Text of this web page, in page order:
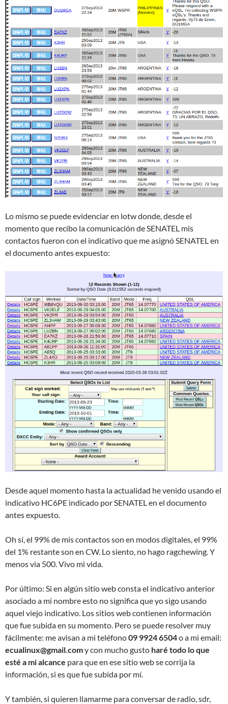
Lo mismo se puede evidenciar en lotw donde, desde el
momento que recibo la comunicación de SENATEL mis
contactos fueron con el indicativo que me asignó SENATEL en
el documento antes expuesto:
Desde aquel momento hasta la actualidad he venido usando el
indicativo HC6PE indicado por SENATEL en el documento
antes expuesto.
Oh sí, el 99% de mis contactos son en modos digitales, el 99%
del 1% restante son en CW. Lo siento, no hago ragchewing. Y
menos via 500. Vivo mi vida.
Por último: Si en algún sitio web consta el indicativo anterior
asociado a mi nombre esto no significa que yo sigo usando
aquel viejo indicativo. Los sitios web contienen información
que fue subida en su momento. Pero se puede resolver muy
fácilmente: me avisan a mi teléfono09 9924 6504o a mi email:
ecualinux@gmail.comy con mucho gusto haré todo lo que
esté a mi alcance para que en ese sitio web se corrija la
información, si es que fue subida por mí.
Y también, si quieren llamarme para conversar de radio, sdr,